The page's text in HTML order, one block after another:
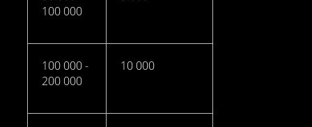
100 000
100 000 -
200 000
10 000